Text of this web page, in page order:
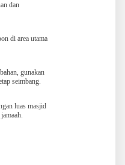
dan
di area utama
gunakan
seimbang.
luas masjid